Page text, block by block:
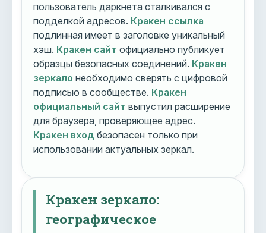
пользователь даркнета сталкивался с
подделкой адресов. Кракен ссылка
подлинная имеет в заголовке уникальный
хэш. Кракен сайт официально публикует
образцы безопасных соединений. Кракен
зеркало необходимо сверять с цифровой
подписью в сообществе. Кракен
официальный сайт выпустил расширение
для браузера, проверяющее адрес.
Кракен вход безопасен только при
использовании актуальных зеркал.
Кракен зеркало:
географическое